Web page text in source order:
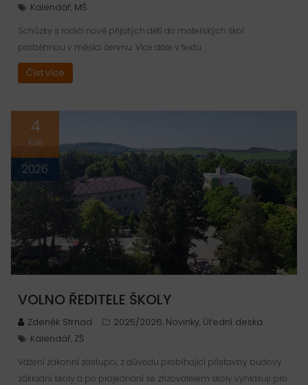
Kalendář MŠ
Schůzky s rodiči nově přijatých dětí do mateřských škol
proběhnou v měsíci červnu. Více dále v textu…
Číst více
4
Kvě
2026
VOLNO ŘEDITELE ŠKOLY
Zdeněk Strnad 2025/2026 Novinky Úřední deska
Kalendář ZŠ
Vážení zákonní zástupci, z důvodu probíhající přístavby budovy
základní školy a po projednání se zřizovatelem školy vyhlašuji pro